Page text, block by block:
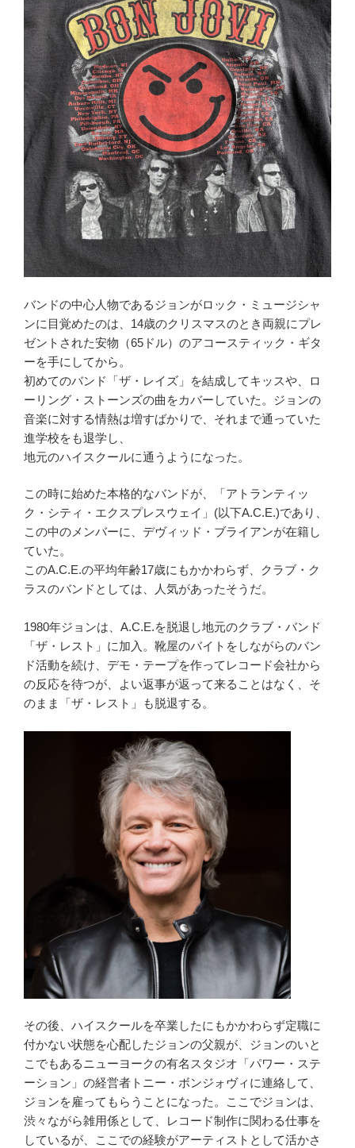
バンドの中心人物であるジョンがロック・ミュージシャ
ンに目覚めたのは、14歳のクリスマスのとき両親にプレ
ゼントされた安物（65ドル）のアコースティック・ギタ
ーを手にしてから。
初めてのバンド「ザ・レイズ」を結成してキッスや、ロ
ーリング・ストーンズの曲をカバーしていた。ジョンの
音楽に対する情熱は増すばかりで、それまで通っていた
進学校をも退学し、
地元のハイスクールに通うようになった。
この時に始めた本格的なバンドが、「アトランティッ
ク・シティ・エクスプレスウェイ」(以下A.C.E.)であり、
この中のメンバーに、デヴィッド・ブライアンが在籍し
ていた。
このA.C.E.の平均年齢17歳にもかかわらず、クラブ・ク
ラスのバンドとしては、人気があったそうだ。
1980年ジョンは、A.C.E.を脱退し地元のクラブ・バンド
「ザ・レスト」に加入。靴屋のバイトをしながらのバン
ド活動を続け、デモ・テープを作ってレコード会社から
の反応を待つが、よい返事が返って来ることはなく、そ
のまま「ザ・レスト」も脱退する。
その後、ハイスクールを卒業したにもかかわらず定職に
付かない状態を心配したジョンの父親が、ジョンのいと
こでもあるニューヨークの有名スタジオ「パワー・ステ
ーション」の経営者トニー・ボンジォヴィに連絡して、
ジョンを雇ってもらうことになった。ここでジョンは、
渋々ながら雑用係として、レコード制作に関わる仕事を
しているが、ここでの経験がアーティストとして活かさ